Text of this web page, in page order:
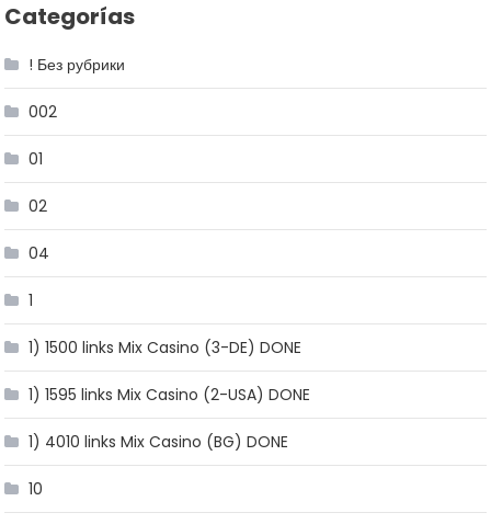
Categorías
! Без рубрики
002
01
02
04
1
1) 1500 links Mix Casino (3-DE) DONE
1) 1595 links Mix Casino (2-USA) DONE
1) 4010 links Mix Casino (BG) DONE
10